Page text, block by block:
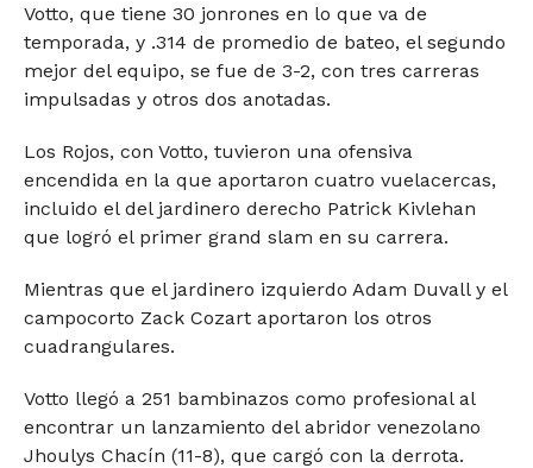
Votto, que tiene 30 jonrones en lo que va de
temporada, y .314 de promedio de bateo, el segundo
mejor del equipo, se fue de 3-2, con tres carreras
impulsadas y otros dos anotadas.
Los Rojos, con Votto, tuvieron una ofensiva
encendida en la que aportaron cuatro vuelacercas,
incluido el del jardinero derecho Patrick Kivlehan
que logró el primer grand slam en su carrera.
Mientras que el jardinero izquierdo Adam Duvall y el
campocorto Zack Cozart aportaron los otros
cuadrangulares.
Votto llegó a 251 bambinazos como profesional al
encontrar un lanzamiento del abridor venezolano
Jhoulys Chacín (11-8), que cargó con la derrota.